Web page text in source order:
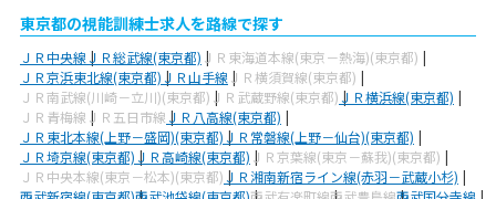
東京都の視能訓練士求人を路線で探す
ＪＲ中央線ＪＲ総武線(東京都) ＪＲ東海道本線(東京－熱海)(東京都)
ＪＲ京浜東北線(東京都)ＪＲ山手線 ＪＲ横須賀線(東京都)
ＪＲ南武線(川崎－立川)(東京都) ＪＲ武蔵野線(東京都)ＪＲ横浜線(東京都)
ＪＲ青梅線 ＪＲ五日市線ＪＲ八高線(東京都)
ＪＲ東北本線(上野－盛岡)(東京都)ＪＲ常磐線(上野－仙台)(東京都)
ＪＲ埼京線(東京都)ＪＲ高崎線(東京都) ＪＲ京葉線(東京－蘇我)(東京都)
ＪＲ中央本線(東京－松本)(東京都)ＪＲ湘南新宿ライン線(赤羽－武蔵小杉)